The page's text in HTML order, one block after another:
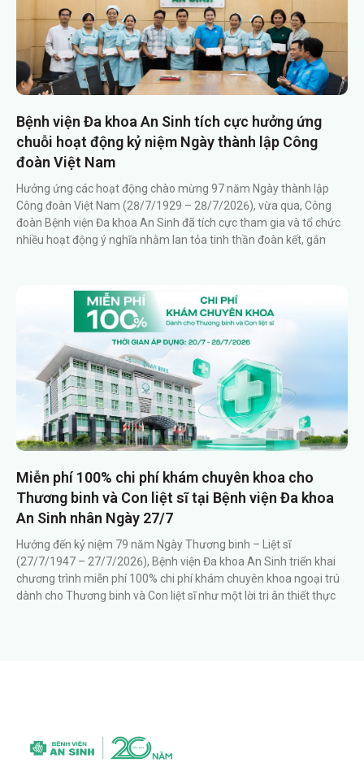
Bệnh viện Đa khoa An Sinh tích cực hưởng ứng
chuỗi hoạt động kỷ niệm Ngày thành lập Công
đoàn Việt Nam
Hưởng ứng các hoạt động chào mừng 97 năm Ngày thành lập
Công đoàn Việt Nam (28/7/1929 – 28/7/2026), vừa qua, Công
đoàn Bệnh viện Đa khoa An Sinh đã tích cực tham gia và tổ chức
nhiều hoạt động ý nghĩa nhằm lan tỏa tinh thần đoàn kết, gắn
Miễn phí 100% chi phí khám chuyên khoa cho
Thương binh và Con liệt sĩ tại Bệnh viện Đa khoa
An Sinh nhân Ngày 27/7
Hướng đến kỷ niệm 79 năm Ngày Thương binh – Liệt sĩ
(27/7/1947 – 27/7/2026), Bệnh viện Đa khoa An Sinh triển khai
chương trình miễn phí 100% chi phí khám chuyên khoa ngoại trú
dành cho Thương binh và Con liệt sĩ như một lời tri ân thiết thực